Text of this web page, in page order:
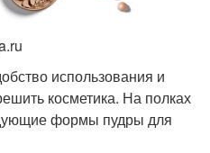
использования и
косметика. На полках
формы пудры для